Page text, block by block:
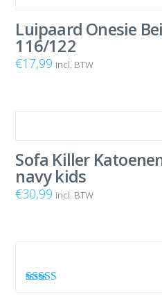
Luipaard Onesie
116/122
€17,99 incl. BTW
Sofa Killer
navy kids
€30,99 incl. BTW